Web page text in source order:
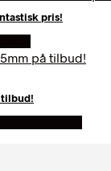
pris!
tilbud!